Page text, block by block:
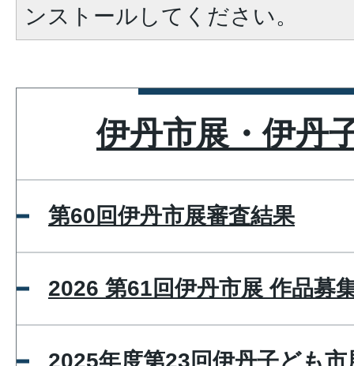
ンストールしてください。
伊丹市展・伊丹
第60回伊丹市展審査結果
2026 第61回伊丹市展 作品募
2025年度第23回伊丹子ども